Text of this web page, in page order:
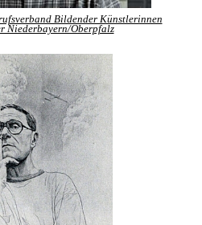
Bildender Künstlerinnen
Niederbayern/Oberpfalz